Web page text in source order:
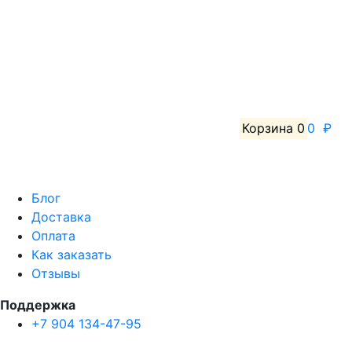
Корзина 0 0 ₽
Блог
Доставка
Оплата
Как заказать
Отзывы
Поддержка
+7 904 134-47-95